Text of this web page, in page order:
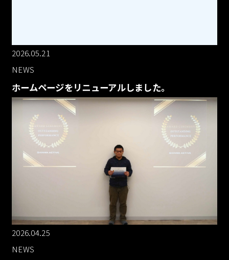
2026.05.21
NEWS
ホームページをリニューアルしました。
2026.04.25
NEWS